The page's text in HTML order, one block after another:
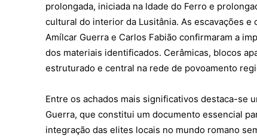
EM
prolongada, iniciada na Idade do Ferro e
cultural do interior da Lusitânia. As escavações
Amílcar Guerra e Carlos Fabião confirmaram a
dos materiais identificados. Cerâmicas, blocos
estruturado e central na rede de povoamento
Entre os achados mais significativos destaca-se
Guerra, que constitui um documento essencial
integração das elites locais no mundo romano